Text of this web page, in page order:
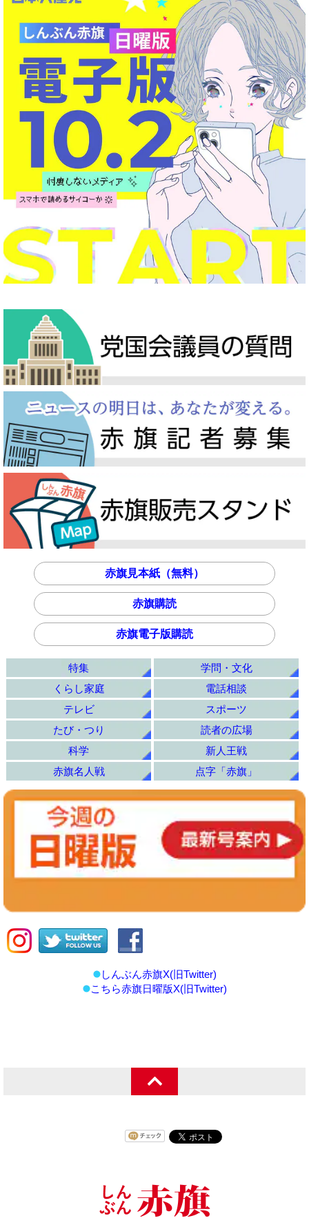
赤旗見本紙（無料）
赤旗購読
赤旗電子版購読
特集
学問・文化
くらし家庭
電話相談
テレビ
スポーツ
たび・つり
読者の広場
科学
新人王戦
赤旗名人戦
点字「赤旗」
しんぶん赤旗X(旧Twitter)
こちら赤旗日曜版X(旧Twitter)